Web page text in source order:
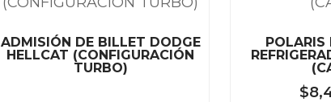
ADMISIÓN DE BILLET DODGE
HELLCAT (CONFIGURACIÓN
TURBO)
POLARIS
$